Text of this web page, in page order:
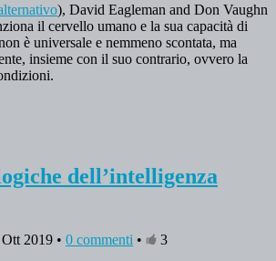
), David Eagleman and Don Vaughn
il cervello umano e la sua capacità di
è universale e nemmeno scontata, ma
insieme con il suo contrario, ovvero la
dell’intelligenza
2019 • 0 commenti •
3